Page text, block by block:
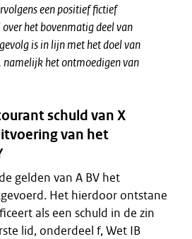
een positief fictief
het bovenmatig deel van
is in lijn met het doel van
namelijk het ontmoedigen van
schuld van X
van het
gelden van A BV het
Het hierdoor ontstane
als een schuld in de zin
lid, onderdeel f, Wet IB